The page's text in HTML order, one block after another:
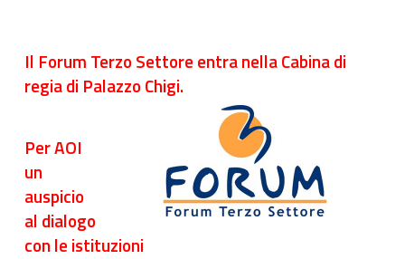
Il Forum Terzo Settore entra nella Cabina di
regia di Palazzo Chigi.
Per AOI
un
auspicio
al dialogo
con le istituzioni